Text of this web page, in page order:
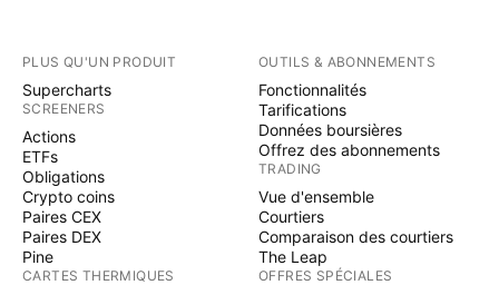
PLUS QU'UN PRODUIT
Supercharts
SCREENERS
Actions
ETFs
Obligations
Crypto coins
Paires CEX
Paires DEX
Pine
CARTES THERMIQUES
OUTILS & ABONNEMENTS
Fonctionnalités
Tarifications
Données boursières
Offrez des abonnements
TRADING
Vue d'ensemble
Courtiers
Comparaison des courtiers
The Leap
OFFRES SPÉCIALES